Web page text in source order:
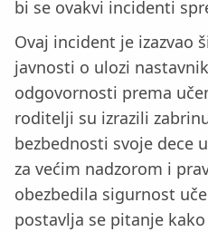
bi se ovakvi incidenti
Ovaj incident je izazvao
javnosti o ulozi
odgovornosti prema
roditelji su izrazili
bezbednosti svoje dece
za većim nadzorom i
obezbedila sigurnost
postavlja se pitanje